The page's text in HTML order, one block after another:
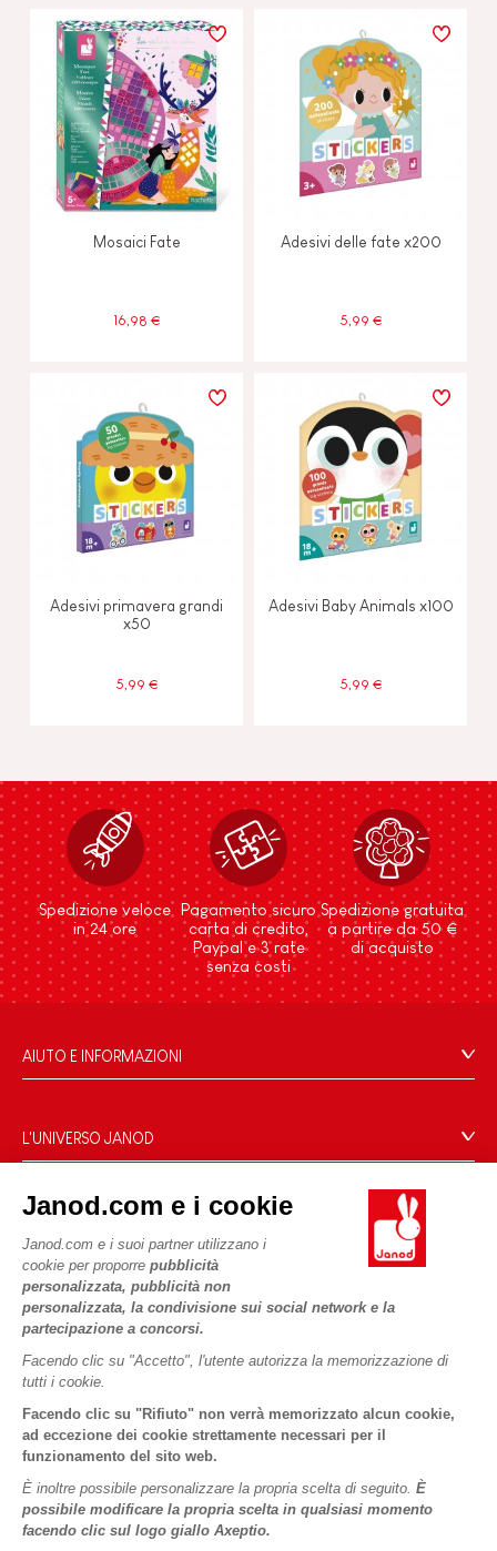
Janod.com e i cookie
Janod.com e i suoi partner utilizzano i
cookie per proporre pubblicità
personalizzata, pubblicità non
personalizzata, la condivisione sui social network e la
partecipazione a concorsi.
Facendo clic su "Accetto", l'utente autorizza la memorizzazione di
tutti i cookie.
Facendo clic su "Rifiuto" non verrà memorizzato alcun cookie,
ad eccezione dei cookie strettamente necessari per il
funzionamento del sito web.
È inoltre possibile personalizzare la propria scelta di seguito. È
possibile modificare la propria scelta in qualsiasi momento
facendo clic sul logo giallo Axeptio.
Mosaici Fate
16,98 €
Adesivi delle fate x200
5,99 €
Adesivi primavera grandi
x50
5,99 €
Adesivi Baby Animals x100
5,99 €
Spedizione veloce
in 24 ore
Pagamento sicuro
carta di credito,
Paypal e 3 rate
senza costi
Spedizione gratuita
a partire da 50 €
di acquisto
AIUTO E INFORMAZIONI
Domande Frequenti
Contatti
Negozi
Termini delle offerte
Dati personali
Cookies
Termini delle offerte
L'UNIVERSO JANOD
Le nostre attività
Impegni di RSI
Cos'è FSC®?
I NOSTRI SERVIZI
Pagamento
Acquista ora, paga dopo
Spedizione
Video
Regole di gioco e istruzioni
Pezzi staccati
Attività per bambini da scaricare
PROFESSIONALE
Contatti stampa
SEGUICI